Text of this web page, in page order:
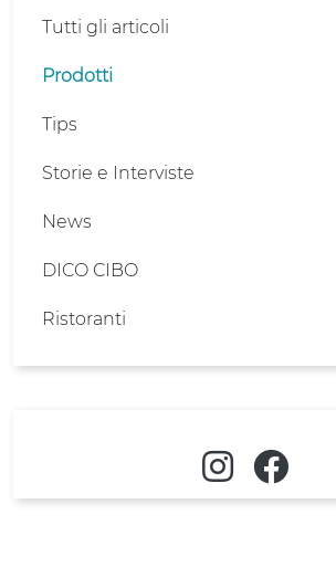
Tutti gli articoli
Prodotti
Tips
Storie e Interviste
News
DICO CIBO
Ristoranti